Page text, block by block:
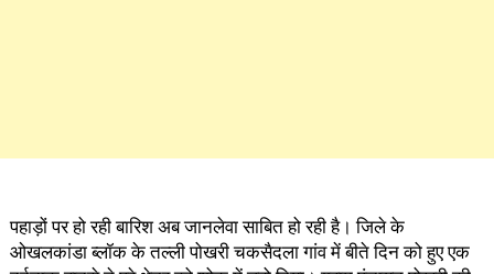
पहाड़ों पर हो रही बारिश अब जानलेवा साबित हो रही है। जिले के
ओखलकांडा ब्लॉक के तल्ली पोखरी चकसैदला गांव में बीते दिन को हुए एक